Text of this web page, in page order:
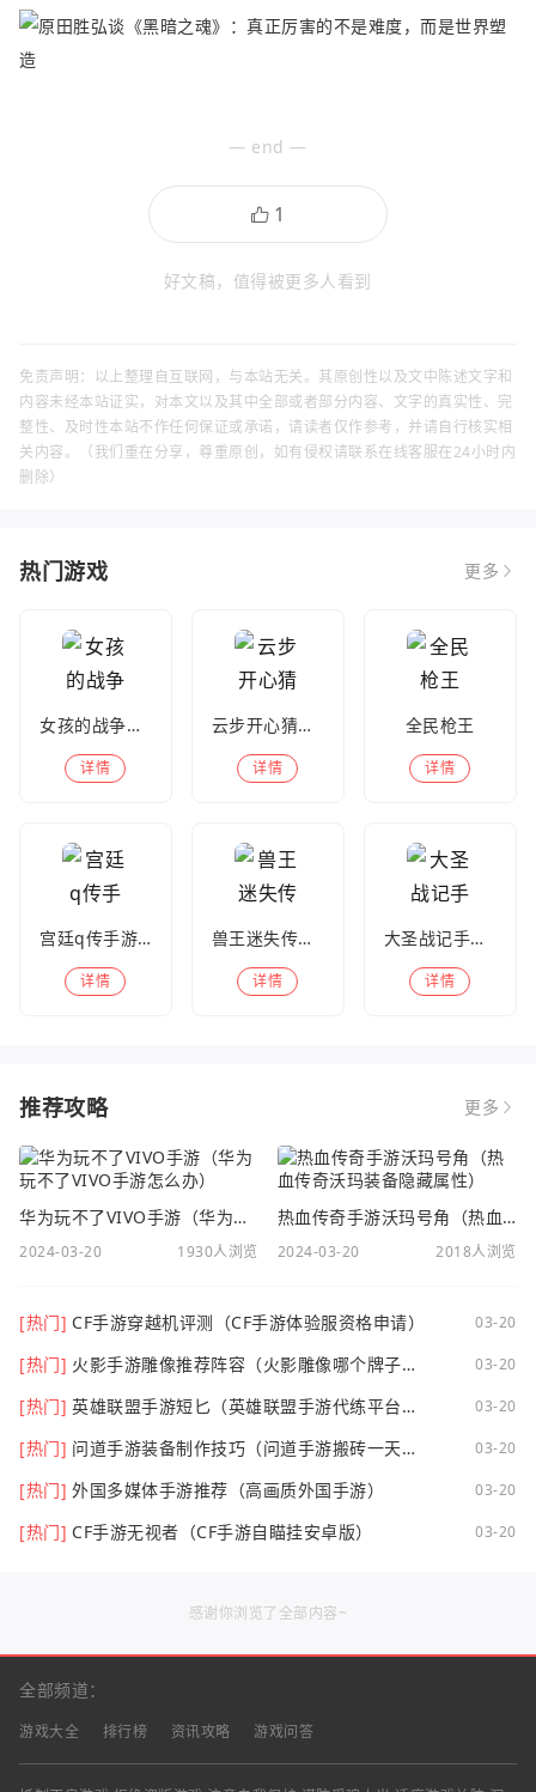
— end —
好文稿，值得被更多人看到
免责声明：以上整理自互联网，与本站无关。其原创性以及文中陈述文字和
内容未经本站证实，对本文以及其中全部或者部分内容、文字的真实性、完
整性、及时性本站不作任何保证或承诺，请读者仅作参考，并请自行核实相
关内容。（我们重在分享，尊重原创，如有侵权请联系在线客服在24小时内
删除）
热门游戏 更多
女孩的战争手机版(暂未上线)
详情
云步开心猜歌名
详情
全民枪王
详情
宫廷q传手游百度版
详情
兽王迷失传奇高爆版
详情
大圣战记手游官方版
详情
推荐攻略 更多
华为玩不了VIVO手游（华为玩不了VIVO手游怎么办）
2024-03-20 1930人浏览
热血传奇手游沃玛号角（热血传奇沃玛装备隐藏属性）
2024-03-20 2018人浏览
[热门] CF手游穿越机评测（CF手游体验服资格申请） 03-20
[热门] 火影手游雕像推荐阵容（火影雕像哪个牌子
03-20
[热门] 英雄联盟手游短匕（英雄联盟手游代练平台哪
03-20
[热门] 问道手游装备制作技巧（问道手游搬砖一天可
03-20
[热门] 外国多媒体手游推荐（高画质外国手游） 03-20
[热门] CF手游无视者（CF手游自瞄挂安卓版） 03-20
感谢你浏览了全部内容~
全部频道：
游戏大全 排行榜 资讯攻略 游戏问答